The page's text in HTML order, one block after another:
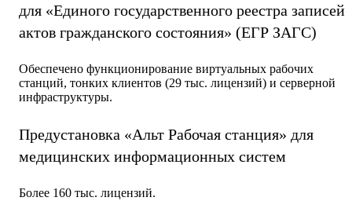
для «Единого государственного реестра записей
актов гражданского состояния» (ЕГР ЗАГС)
Обеспечено функционирование виртуальных рабочих
станций, тонких клиентов (29 тыс. лицензий) и серверной
инфраструктуры.
Предустановка «Альт Рабочая станция» для
медицинских информационных систем
Более 160 тыс. лицензий.